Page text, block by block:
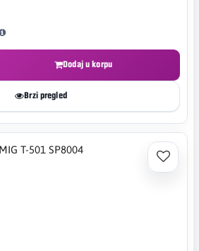
Dodaj u korpu
Brzi pregled